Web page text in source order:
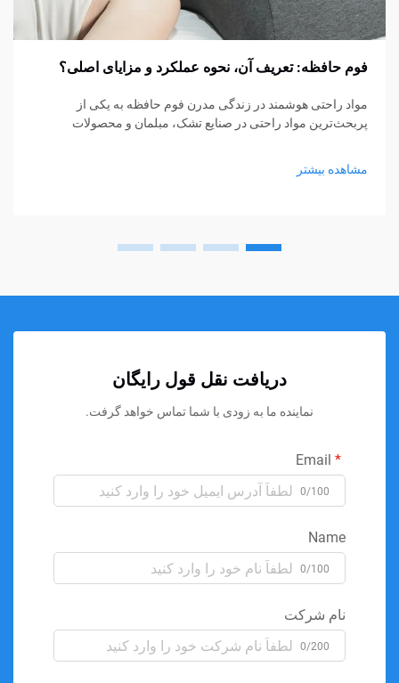
فوم حافظه: تعریف آن، نحوه عملکرد و مزایای اصلی؟
مواد راحتی هوشمند در زندگی مدرن فوم حافظه به یکی از
پربحث‌ترین مواد راحتی در صنایع تشک، مبلمان و محصولات
مشاهده بیشتر
دریافت نقل قول رایگان
نماینده ما به زودی با شما تماس خواهد گرفت.
0/100
Name
0/100
نام شرکت
0/200